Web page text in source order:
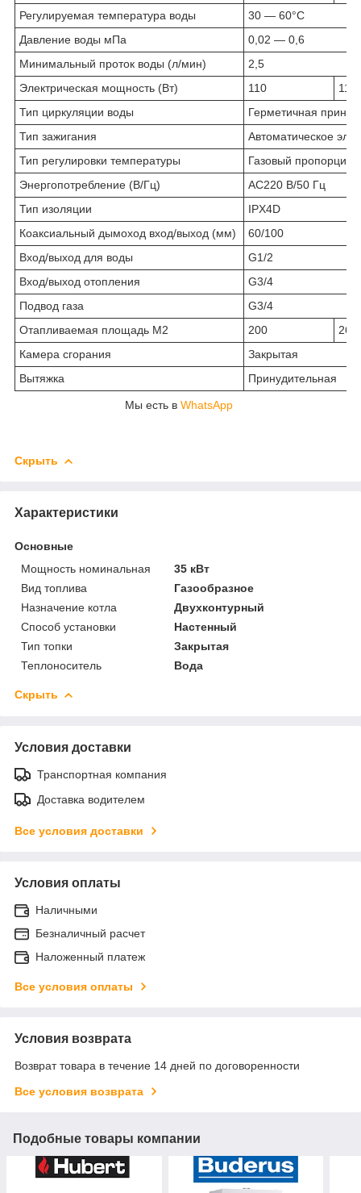
Регулируемая температура воды
30 — 60°С
Давление воды мПа
0,02 — 0,6
Минимальный проток воды (л/мин)
2,5
Электрическая мощность (Вт)
110
110
Тип циркуляции воды
Герметичная
Тип зажигания
Автоматическое
Тип регулировки температуры
Газовый
Энергопотребление (В/Гц)
АС220 В/50 Гц
Тип изоляции
IPX4D
Коаксиальный дымоход вход/выход (мм)
60/100
Вход/выход для воды
G1/2
Вход/выход отопления
G3/4
Подвод газа
G3/4
Отапливаемая площадь M2
200
260
Камера сгорания
Закрытая
Вытяжка
Принудительная
Мы есть в WhatsApp
Скрыть
Характеристики
Основные
Мощность номинальная
35 кВт
Вид топлива
Газообразное
Назначение котла
Двухконтурный
Способ установки
Настенный
Тип топки
Закрытая
Теплоноситель
Вода
Скрыть
Условия доставки
Транспортная компания
Доставка водителем
Все условия доставки
Условия оплаты
Наличными
Безналичный расчет
Наложенный платеж
Все условия оплаты
Условия возврата
Возврат товара в течение 14 дней по договоренности
Все условия возврата
Подобные товары компании